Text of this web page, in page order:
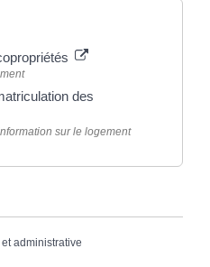
des
sur le logement
administrative